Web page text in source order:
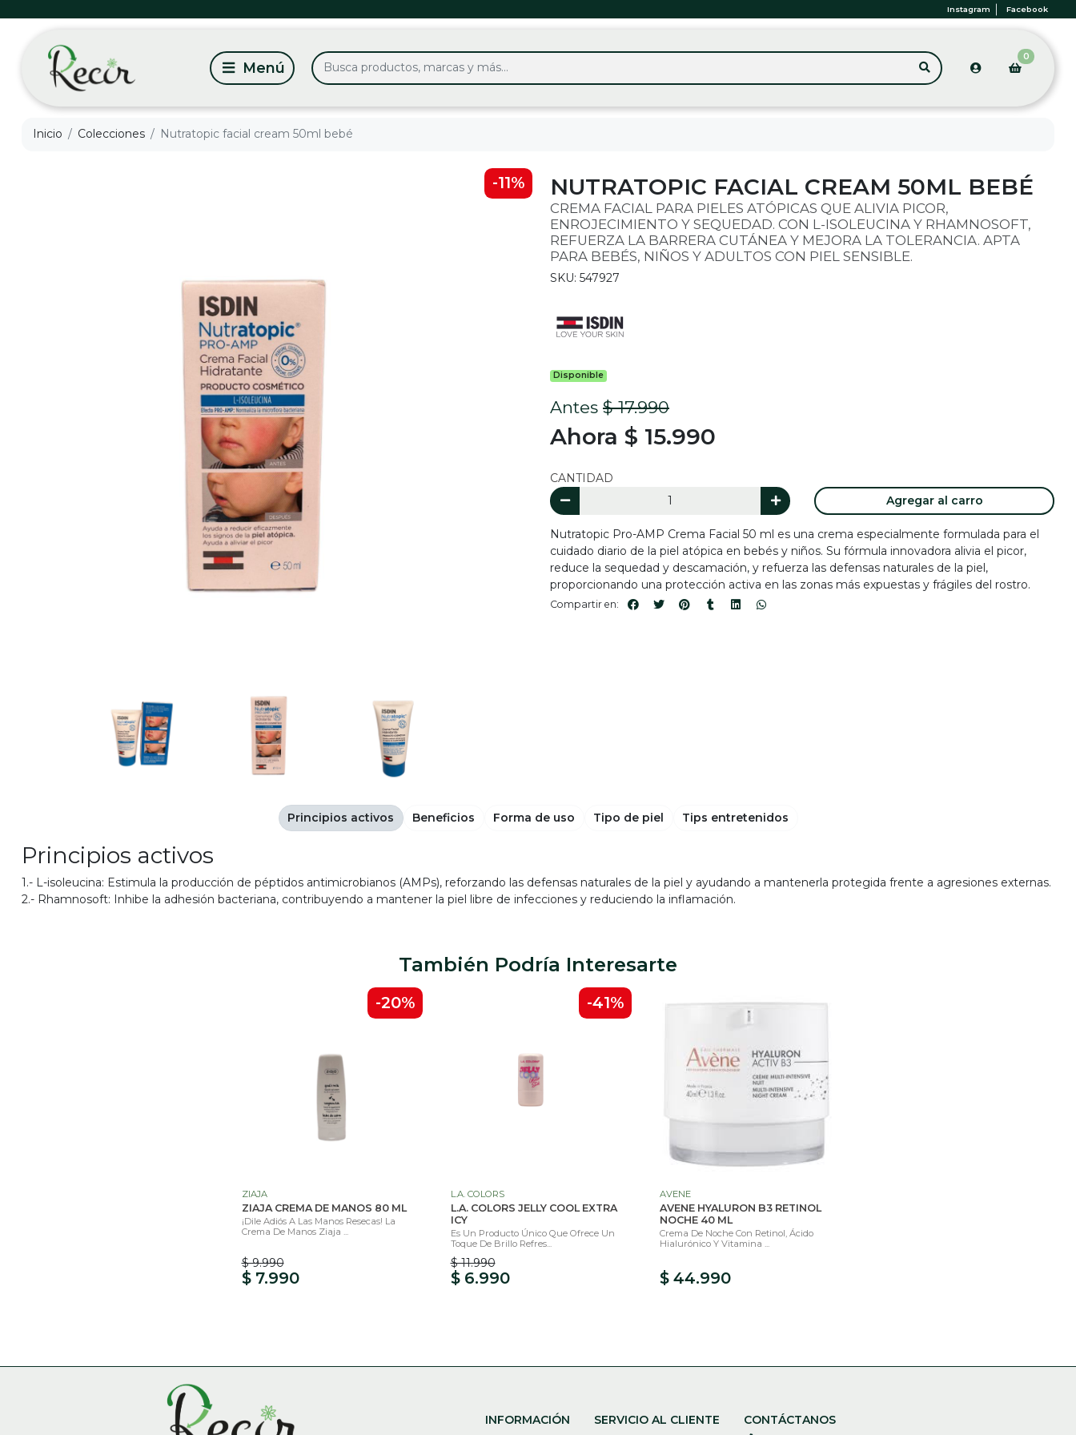
Instagram Facebook
0
Inicio Colecciones Nutratopic facial cream 50ml bebé
-11% NUTRATOPIC FACIAL CREAM 50ML BEBÉ
CREMA FACIAL PARA PIELES ATÓPICAS QUE ALIVIA PICOR,
ENROJECIMIENTO Y SEQUEDAD. CON L-ISOLEUCINA Y RHAMNOSOFT,
REFUERZA LA BARRERA CUTÁNEA Y MEJORA LA TOLERANCIA. APTA
PARA BEBÉS, NIÑOS Y ADULTOS CON PIEL SENSIBLE.
SKU: 547927
Disponible
Antes $ 17.990
Ahora $ 15.990
CANTIDAD
Agregar al carro
Nutratopic Pro-AMP Crema Facial 50 ml es una crema especialmente formulada para el
cuidado diario de la piel atópica en bebés y niños. Su fórmula innovadora alivia el picor,
reduce la sequedad y descamación, y refuerza las defensas naturales de la piel,
proporcionando una protección activa en las zonas más expuestas y frágiles del rostro.
Compartir en:
Principios activos
1.- L-isoleucina: Estimula la producción de péptidos antimicrobianos (AMPs), reforzando las defensas naturales de la piel y ayudando a mantenerla protegida frente a agresiones externas.
2.- Rhamnosoft: Inhibe la adhesión bacteriana, contribuyendo a mantener la piel libre de infecciones y reduciendo la inflamación.
Principios activos Beneficios Forma de uso Tipo de piel Tips entretenidos
También Podría Interesarte
-20%
ZIAJA
ZIAJA CREMA DE MANOS 80 ML
¡Dile Adiós A Las Manos Resecas! La
Crema De Manos Ziaja ...
$ 9.990
$ 7.990
-41%
L.A. COLORS
L.A. COLORS JELLY COOL EXTRA
ICY
Es Un Producto Único Que Ofrece Un
Toque De Brillo Refres...
$ 11.990
$ 6.990
AVENE
AVENE HYALURON B3 RETINOL
NOCHE 40 ML
Crema De Noche Con Retinol, Ácido
Hialurónico Y Vitamina ...
$ 44.990
INFORMACIÓN SERVICIO AL CLIENTE CONTÁCTANOS